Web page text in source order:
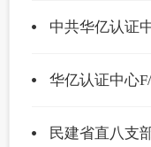
华亿认证中心